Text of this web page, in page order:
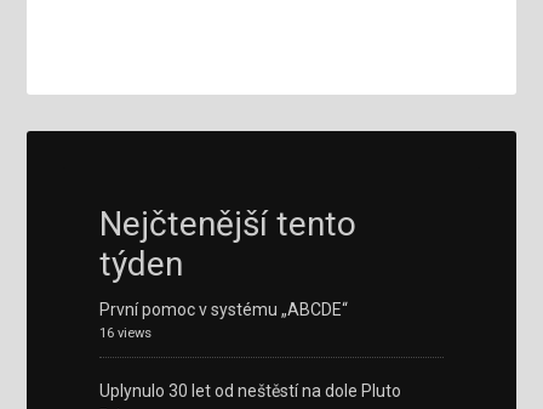
Nejčtenější tento
týden
První pomoc v systému „ABCDE“
16 views
Uplynulo 30 let od neštěstí na dole Pluto